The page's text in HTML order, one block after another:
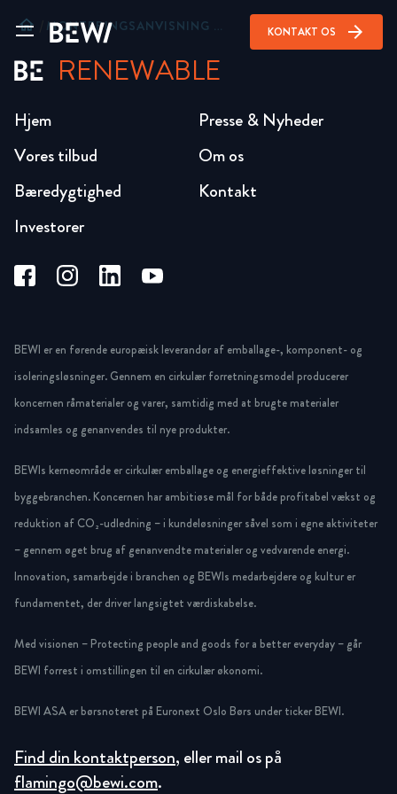
KONTAKT OS arrow_forward
home MONTERINGSANVISNING JACKOBOARD®
RENEWABLE
Hjem
Vores tilbud
Bæredygtighed
Investorer
Presse & Nyheder
Om os
Kontakt
BEWI er en førende europæisk leverandør af emballage-, komponent- og
isoleringsløsninger. Gennem en cirkulær forretningsmodel producerer
koncernen råmaterialer og varer, samtidig med at brugte materialer
indsamles og genanvendes til nye produkter.
BEWIs kerneområde er cirkulær emballage og energieffektive løsninger til
byggebranchen. Koncernen har ambitiøse mål for både profitabel vækst og
reduktion af CO₂-udledning – i kundeløsninger såvel som i egne aktiviteter
– gennem øget brug af genanvendte materialer og vedvarende energi.
Innovation, samarbejde i branchen og BEWIs medarbejdere og kultur er
fundamentet, der driver langsigtet værdiskabelse.
Med visionen – Protecting people and goods for a better everyday – går
BEWI forrest i omstillingen til en cirkulær økonomi.
BEWI ASA er børsnoteret på Euronext Oslo Børs under ticker BEWI.
Find din kontaktperson, eller mail os på
flamingo@bewi.com.